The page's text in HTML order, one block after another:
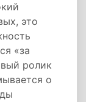
это
«за
ролик
о